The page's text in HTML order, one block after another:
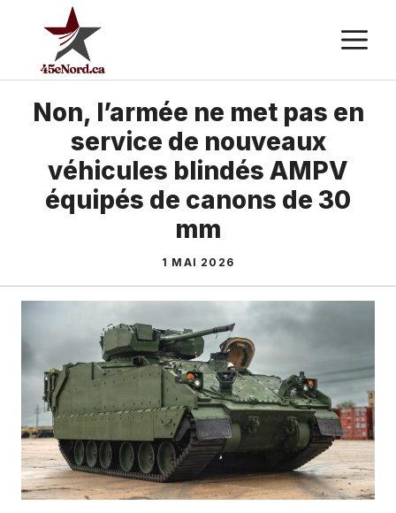
contenu
Non, l’armée ne met pas en
service de nouveaux
véhicules blindés AMPV
équipés de canons de 30
mm
1 MAI 2026